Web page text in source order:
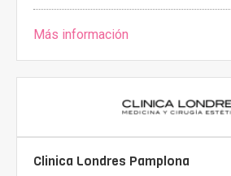
Más información
Clinica Londres Pamplona